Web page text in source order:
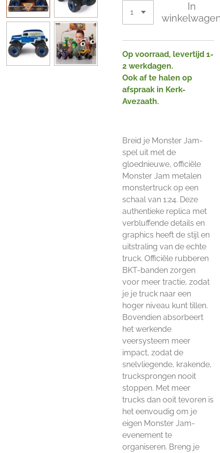
In
Op voorraad, levertijd 1-
2 werkdagen.
Ook af te halen op
afspraak in Kerk-
Avezaath.
Breid je Monster Jam-
spel uit met de
gloednieuwe, officiële
Monster Jam metalen
monstertruck op een
schaal van 1:24. Deze
authentieke replica met
verbluffende details en
graphics heeft de stijl en
uitstraling van de echte
truck. Officiële rubberen
BKT-banden zorgen
voor meer tractie, zodat
je je truck naar een
hoger niveau kunt tillen.
Bovendien absorbeert
het werkende
veersysteem meer
impact, zodat de
snelvliegende, krakende,
trucksprongen nooit
stoppen. Met meer
trucks dan ooit tevoren is
het eenvoudig om je
eigen Monster Jam-
evenement te
organiseren. Breng je